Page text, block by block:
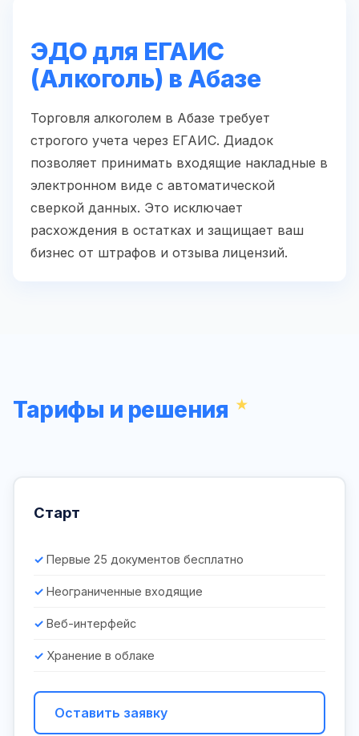
ЭДО для ЕГАИС
(Алкоголь) в Абазе
Торговля алкоголем в Абазе требует
строгого учета через ЕГАИС. Диадок
позволяет принимать входящие накладные в
электронном виде с автоматической
сверкой данных. Это исключает
расхождения в остатках и защищает ваш
бизнес от штрафов и отзыва лицензий.
Тарифы и решения
Старт
Первые 25 документов бесплатно
Неограниченные входящие
Веб-интерфейс
Хранение в облаке
Оставить заявку